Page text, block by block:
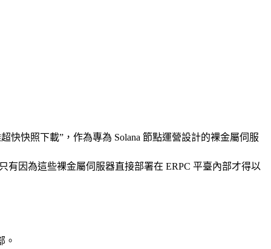
快快照下載”，作為專為 Solana 節點運營設計的裸金屬伺服
有因為這些裸金屬伺服器直接部署在 ERPC 平臺內部才得以
。